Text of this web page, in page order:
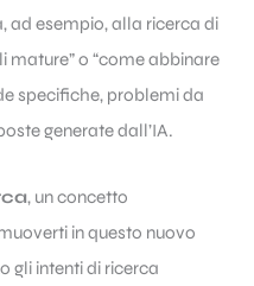
ad esempio, alla ricerca di
mature” o “come abbinare
specifiche, problemi da
generate dall’IA.
, un concetto
in questo nuovo
gli intenti di ricerca